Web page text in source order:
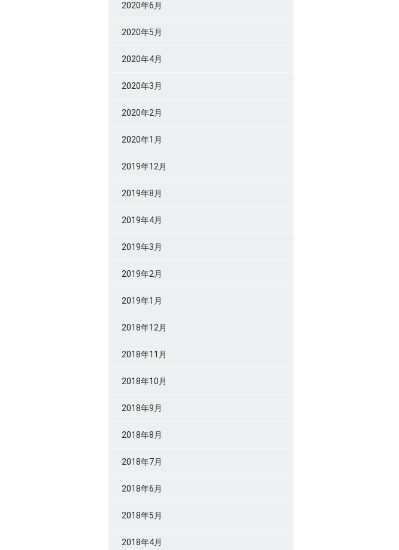
2020年6月
2020年5月
2020年4月
2020年3月
2020年2月
2020年1月
2019年12月
2019年8月
2019年4月
2019年3月
2019年2月
2019年1月
2018年12月
2018年11月
2018年10月
2018年9月
2018年8月
2018年7月
2018年6月
2018年5月
2018年4月